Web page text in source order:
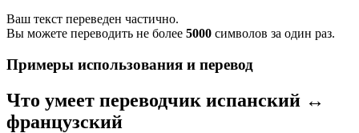
Ваш текст переведен частично.
Вы можете переводить не более 5000 символов за один раз.
Примеры использования и перевод
Что умеет переводчик испанский ↔
французский